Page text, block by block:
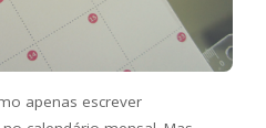
apenas escrever